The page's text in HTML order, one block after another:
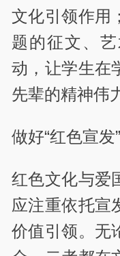
文化引领作用
题的征文、
动，让学生在
先辈的精神伟
做好“红色宣发”
红色文化与爱
应注重依托宣
价值引领。无